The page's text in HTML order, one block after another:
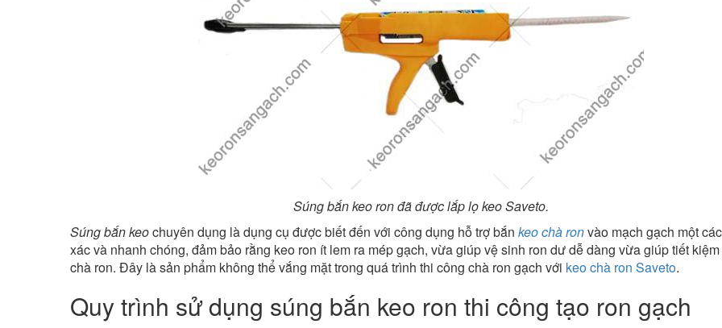
Súng bắn keo ron đã được lắp lọ keo Saveto.
Súng bắn keochuyên dụng là dụng cụ được biết đến với công dụng hỗ trợ bắn keo chà ronvào mạch gạch một
xác và nhanh chóng, đảm bảo rằng keo ron ít lem ra mép gạch, vừa giúp vệ sinh ron dư dễ dàng vừa giúp tiết
chà ron. Đây là sản phẩm không thể vắng mặt trong quá trình thi công chà ron gạch với keo chà ron Saveto.
Quy trình sử dụng súng bắn keo ron thi công tạo ron gạch